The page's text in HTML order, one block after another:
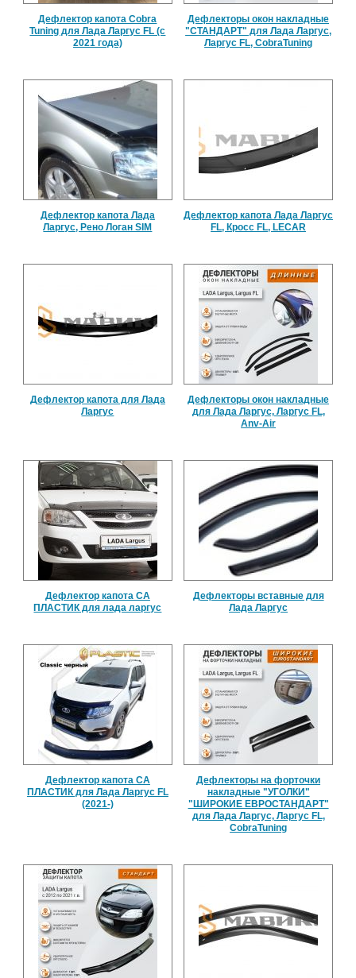
Дефлектор капота Cobra
Tuning для Лада Ларгус FL (c
2021 года)
Дефлекторы окон накладные
"СТАНДАРТ" для Лада Ларгус,
Ларгус FL, CobraTuning
Дефлектор капота Лада
Ларгус, Рено Логан SIM
Дефлектор капота Лада Ларгус
FL, Кросс FL, LECAR
Дефлектор капота для Лада
Ларгус
Дефлекторы окон накладные
для Лада Ларгус, Ларгус FL,
Anv-Air
Дефлектор капота СА
ПЛАСТИК для лада ларгус
Дефлекторы вставные для
Лада Ларгус
Дефлектор капота СА
ПЛАСТИК для Лада Ларгус FL
(2021-)
Дефлекторы на форточки
накладные "УГОЛКИ"
"ШИРОКИЕ ЕВРОСТАНДАРТ"
для Лада Ларгус, Ларгус FL,
CobraTuning